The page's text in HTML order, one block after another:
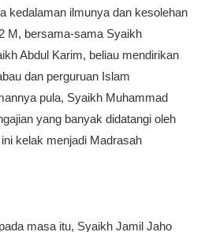
kedalaman ilmunya dan kesolehan
M, bersama-sama Syaikh
Abdul Karim, beliau mendirikan
dan perguruan Islam
pula, Syaikh Muhammad
yang banyak didatangi oleh
kelak menjadi Madrasah
masa itu, Syaikh Jamil Jaho